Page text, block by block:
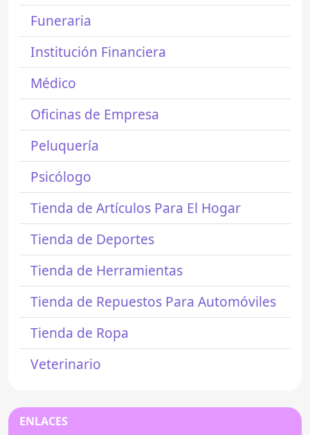
Funeraria
Institución Financiera
Médico
Oficinas de Empresa
Peluquería
Psicólogo
Tienda de Artículos Para El Hogar
Tienda de Deportes
Tienda de Herramientas
Tienda de Repuestos Para Automóviles
Tienda de Ropa
Veterinario
ENLACES